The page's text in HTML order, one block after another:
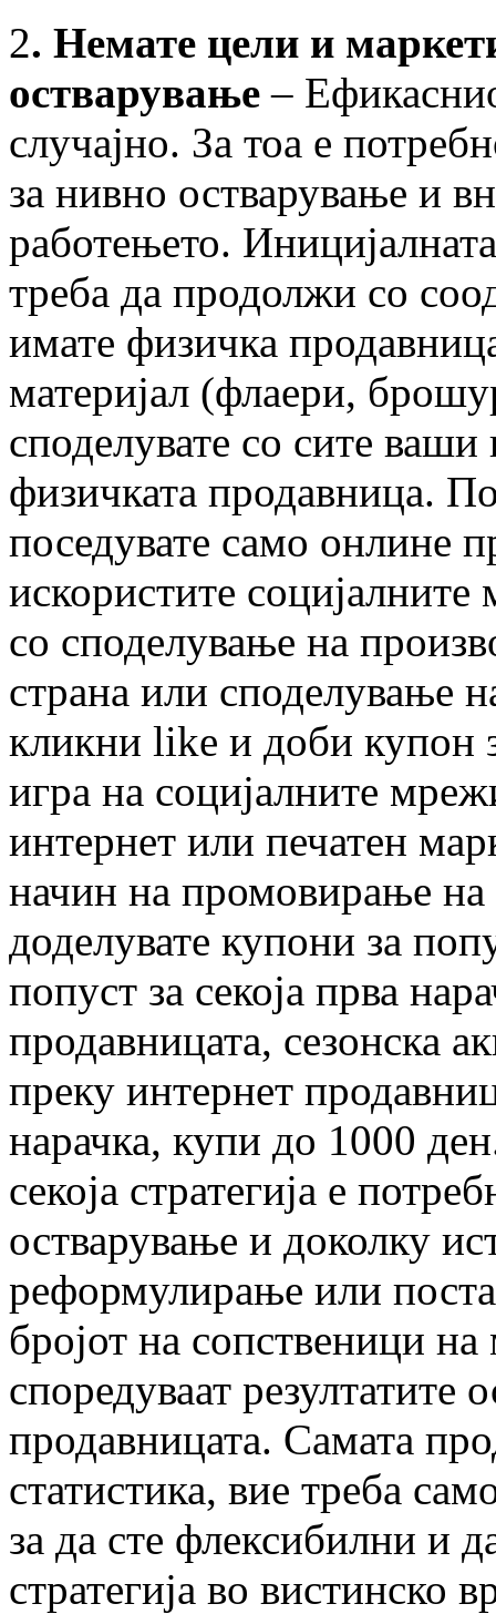
2. Немате цели и
остварување –
случајно. За тоа е
за нивно остварување и
работењето.
треба да продолжи со
имате физичка
материјал (флаери,
споделувате со сите
физичката продавница.
поседувате само онлине
искористите
со споделување на
страна или споделување
кликни like и доби купон
игра на социјалните
интернет или печатен
начин на промовирање
доделувате купони за
попуст за секоја прва
продавницата, сезонска
преку интернет
нарачка, купи до 1000
секоја стратегија е
остварување и доколку
реформулирање или
бројот на сопственици
споредуваат резултатите
продавницата. Самата
статистика, вие треба
за да сте флексибилни и
стратегија во вистинско